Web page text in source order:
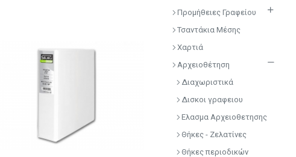
Προμήθειες Γραφείου
Τσαντάκια Μέσης
Χαρτιά
Αρχειοθέτηση
Διαχωριστικά
Δισκοι γραφειου
Ελασμα Αρχειοθετησης
Θήκες - Ζελατίνες
Θήκες περιοδικών